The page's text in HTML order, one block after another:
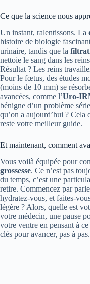
Ce que la science nous
Un instant, ralentissons. La
histoire de biologie
urinaire, tandis que la
nettoie le sang dans les
Résultat ? Les reins
Pour le fœtus, des études
(moins de 10 mm) se
avancées, comme l’Uro-
bénigne d’un problème
qu’on a aujourd’hui ? Cela
reste votre meilleur guide.
Et maintenant, comment
Vous voilà équipée pour
grossesse. Ce n’est pas
du temps, c’est une
retire. Commencez par
hydratez-vous, et faites-
légère ? Alors, quelle est
votre médecin, une pause
votre ventre en pensant à
clés pour avancer, pas à pas.